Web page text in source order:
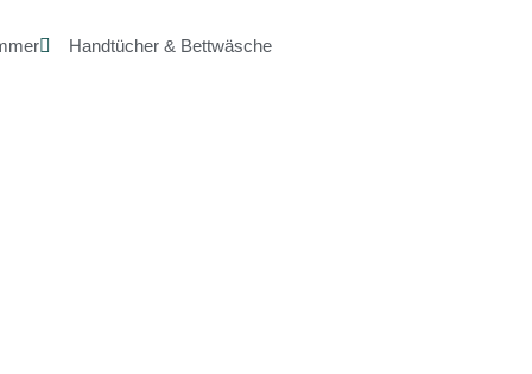
Handtücher & Bettwäsche